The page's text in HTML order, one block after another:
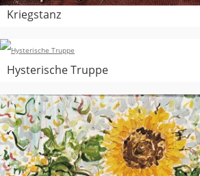
Kriegstanz
Hysterische Truppe